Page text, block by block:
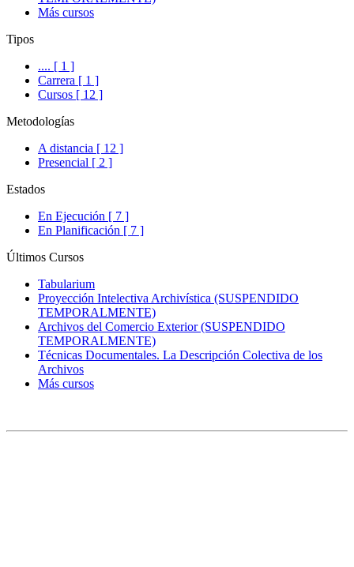
Más cursos
Tipos
.... [ 1 ]
Carrera [ 1 ]
Cursos [ 12 ]
Metodologías
A distancia [ 12 ]
Presencial [ 2 ]
Estados
En Ejecución [ 7 ]
En Planificación [ 7 ]
Últimos Cursos
Tabularium
Proyección Intelectiva Archivística (SUSPENDIDO
TEMPORALMENTE)
Archivos del Comercio Exterior (SUSPENDIDO
TEMPORALMENTE)
Técnicas Documentales. La Descripción Colectiva de los
Archivos
Más cursos